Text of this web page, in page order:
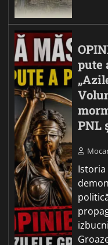
pute
PNL
Istoria